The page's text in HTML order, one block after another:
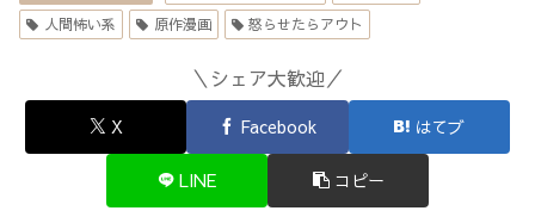
人間怖い系
原作漫画 怒らせたらアウト
＼シェア大歓迎／
X Facebook はてブ
LINE コピー